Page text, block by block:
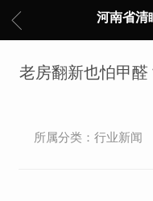
河南省清
老房翻新也怕甲
所属分类：行业新闻